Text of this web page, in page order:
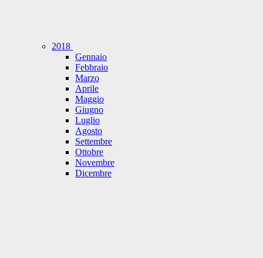
2018
Gennaio
Febbraio
Marzo
Aprile
Maggio
Giugno
Luglio
Agosto
Settembre
Ottobre
Novembre
Dicembre